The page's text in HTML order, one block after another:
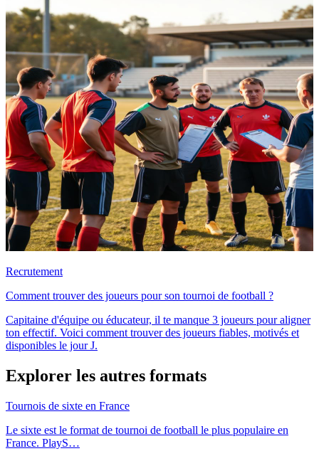
Recrutement
Comment trouver des joueurs pour son tournoi de football ?
Capitaine d'équipe ou éducateur, il te manque 3 joueurs pour aligner
ton effectif. Voici comment trouver des joueurs fiables, motivés et
disponibles le jour J.
Explorer les autres formats
Tournois de sixte en France
Le sixte est le format de tournoi de football le plus populaire en
France. PlayS…